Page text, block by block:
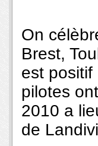
On
Brest,
est positif
pilotes
2010 a
de